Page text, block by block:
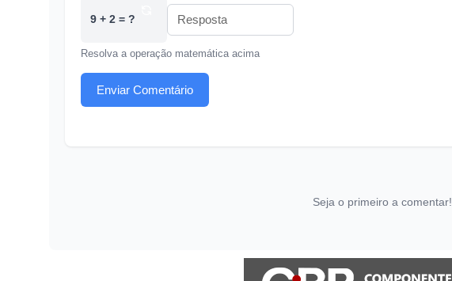
9 + 2 = ?
Resolva a operação matemática acima
Enviar Comentário
Seja o primeiro a comentar!